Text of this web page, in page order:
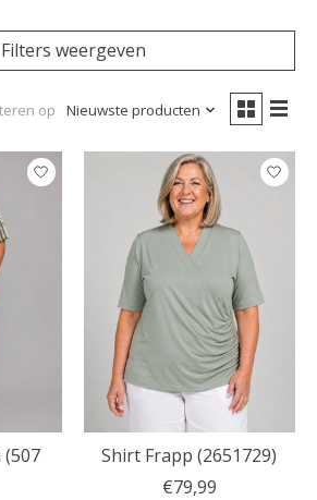
Filters weergeven
op Nieuwste producten
Shirt Frapp (2651729)
€79,99